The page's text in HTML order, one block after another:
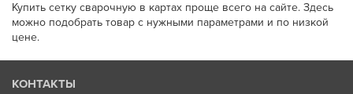
Купить сетку сварочную в картах проще всего на сайте. Здесь
можно подобрать товар с нужными параметрами и по низкой
цене.
КОНТАКТЫ